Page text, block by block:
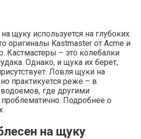
щуку используется на глубоких
оригиналы Kastmaster от Acme и
Кастмастеры – это колебалки
Однако, и щука их берет,
Ловля щуки на
практикуется реже – в
где другими
Подробнее о
на щуку